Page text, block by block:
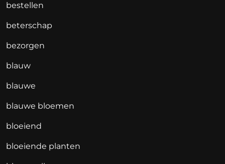
bestellen
beterschap
bezorgen
blauw
blauwe
blauwe bloemen
bloeiend
bloeiende planten